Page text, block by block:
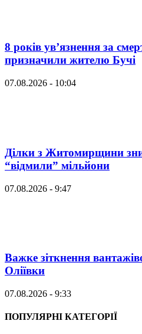
8 років ув’язнення за
призначили жителю Бучі
07.08.2026 - 10:04
Ділки з Житомирщини
“відмили” мільйони
07.08.2026 - 9:47
Важке зіткнення
Оліївки
07.08.2026 - 9:33
ПОПУЛЯРНІ КАТЕГОРІЇ